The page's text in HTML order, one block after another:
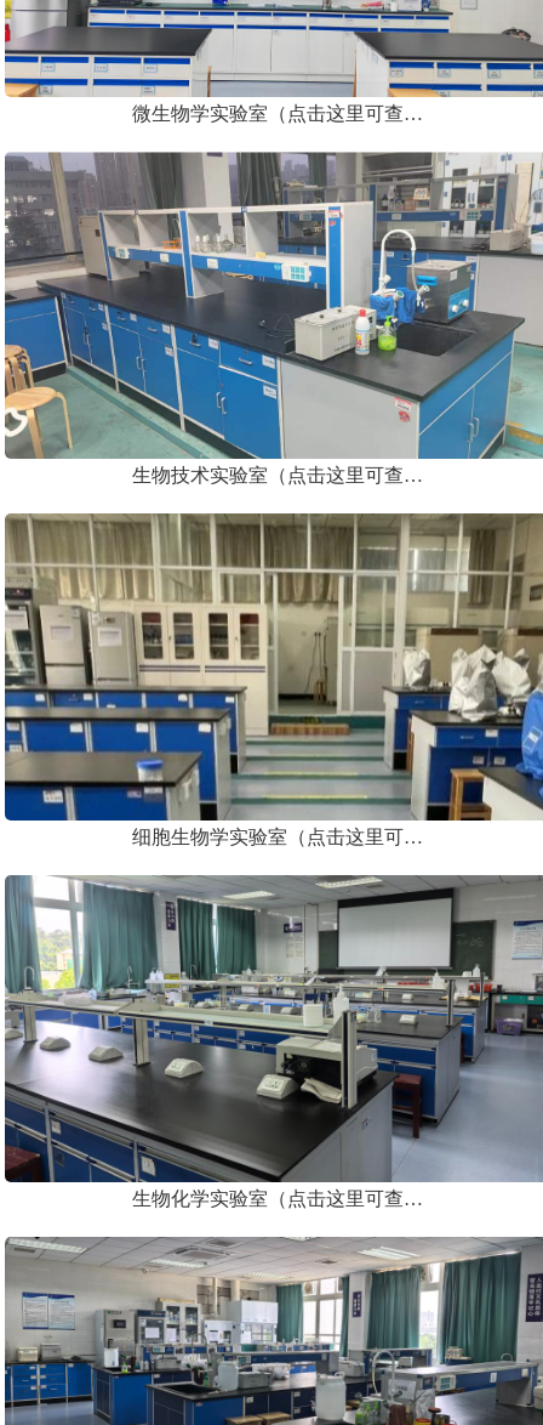
微生物学实验室（点击这里可查…
生物技术实验室（点击这里可查…
细胞生物学实验室（点击这里可…
生物化学实验室（点击这里可查…